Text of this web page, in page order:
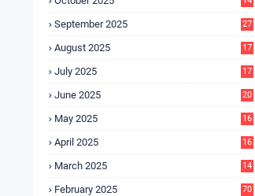
September 2025
27
August 2025
17
July 2025
17
June 2025
20
May 2025
16
April 2025
16
March 2025
14
February 2025 70